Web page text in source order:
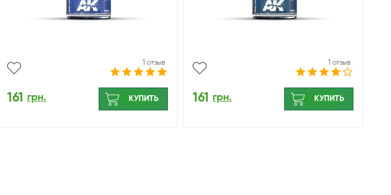
1 отзыв
161 грн. КУПИТЬ
1 отзыв
161 грн. КУПИТЬ